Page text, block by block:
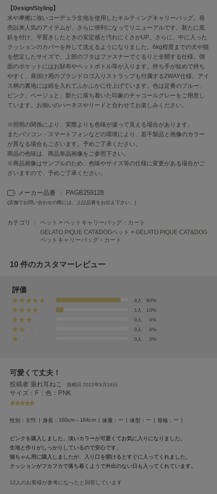
COLE HAAN
コール ハーン
CONVERSE
コンバース
DANSKIN
ダンスキン
エイミー イストワール
emmi
エミ
emmi atelier
emmi yoga
ETRÉ TOKYO
エトレトウキョウ
アイ
FILA
フィラ
FRAY I.D
フレイアイディー
gelato pique
ジェラート ピケ
ジェラート ピケ キャットアンドドッグ
gelato pique Sleep
ジェラート ピケ スリープ
GRAMICCI
【Design/Styling】
水や摩擦に強いコーデュラ生地を使用したキルティングキャリーバッグ。発
売以来人気のアイテムが、さらに便利になってリニューアルです。新たに底
鋲を付け、平置きしたときの安定感と汚れにくさがUP。さらに、中に入った
クッションのカバーを外して洗えるようになりました。6kg程度までの犬や猫
を想定したサイズで、上部のフタはファスナーでぐるりと全開する仕様。側
面のポケットにはお財布やペットボトル等が入ります。持ち手が短めで持ち
やすく、肩掛け用のブランドロゴ入りストラップも付属する2WAY仕様。アイ
ス柄の裏地には綿を入れてふかふかに仕上げています。色は定番のブルー、
ピンク、ベージュと、新たに落ち着いた印象のチャコールグレーをご用意し
ています。お揃いのハーネスやリードと合わせてお楽しみください。
※照明の関係により、実際よりも色味が違って見える場合があります。
またパソコン・スマートフォンなどの環境により、若干製品と画像のカラー
が異なる場合もございます。予めご了承ください。
商品の色味は、商品単品画像をご参照下さい。
※商品画像はサンプルのため、色味やサイズ等の仕様に変更がある場合がご
ざいますので、予めご了承ください。
メーカー品番 ： PAGB259128
(店舗でお問い合わせの際には、上記品番をお伝え下さい。)
カテゴリ ： ペット> ペットキャリーバッグ・カート
GELATO PIQUE CAT&DOGペット> GELATO PIQUE CAT&DOG
ペットキャリーバッグ・カート
10 件のカスタマーレビュー
評価
9人
90%
1人
10%
0人
0%
0人
0%
0人
0%
可愛くて丈夫！
投稿者 垂れ耳ねこ 投稿日 2022年8月16日
サイズ：F | 色：PNK
性別： 女性 身長： 160cm～164cm 体重： ー 体型： ー 骨格： ー
ピンクを購入しました。 淡いカラーが可愛くてお気に入りになりました。
生地と作りがしっかりしているので安心です。
猫ちゃん用に購入しましたが、入り口を開けるとすぐに入ってくれました。
クッションがフカフカで落ち着くようで外出のない日も入ってくれています。
12人のお客様が参考になったと回答しています